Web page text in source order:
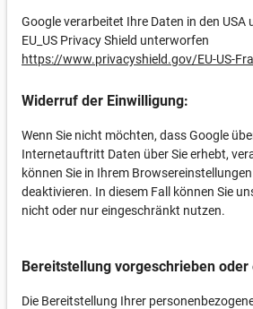
Google verarbeitet Ihre Daten in den USA
EU_US Privacy Shield unterworfen
https://www.privacyshield.gov/EU-US-
Widerruf der Einwilligung:
Wenn Sie nicht möchten, dass Google
Internetauftritt Daten über Sie erhebt,
können Sie in Ihrem
deaktivieren. In diesem Fall können Sie
nicht oder nur eingeschränkt nutzen.
Bereitstellung vorgeschrieben
Die Bereitstellung Ihrer